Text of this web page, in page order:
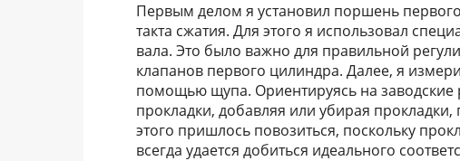
Первым делом я установил поршень
такта сжатия. Для этого я использовал
вала. Это было важно для правильной
клапанов первого цилиндра. Далее, я
помощью щупа. Ориентируясь на
прокладки, добавляя или убирая
этого пришлось повозиться, поскольку
всегда удается добиться идеального